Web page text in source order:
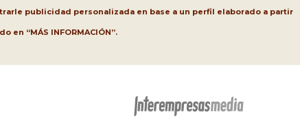
publicidad personalizada en base a un perfil elaborado a partir
“MÁS INFORMACIÓN”.